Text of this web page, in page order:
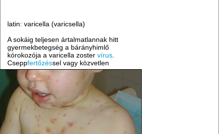
latin: varicella (varicsella)
A sokáig teljesen ártalmatlannak hitt
gyermekbetegség a bárányhimlő
kórokozója a varicella zostervírus
Cseppfertőzéssel vagy közvetlen